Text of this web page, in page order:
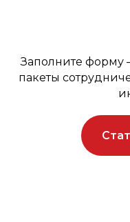
Заполните
пакеты